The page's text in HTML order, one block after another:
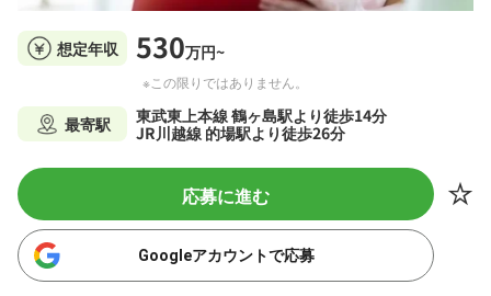
想定年収 530万円~
※この限りではありません。
最寄駅
東武東上本線 鶴ヶ島駅より徒歩14分
JR川越線 的場駅より徒歩26分
応募に進む
Googleアカウントで応募